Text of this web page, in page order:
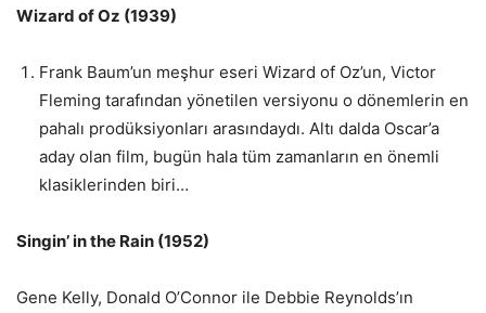
Wizard of Oz (1939)
Frank Baum’un meşhur eseri Wizard of Oz’un, Victor
Fleming tarafından yönetilen versiyonu o dönemlerin en
pahalı prodüksiyonları arasındaydı. Altı dalda Oscar’a
aday olan film, bugün hala tüm zamanların en önemli
klasiklerinden biri…
Singin’ in the Rain (1952)
Gene Kelly, Donald O’Connor ile Debbie Reynolds’ın